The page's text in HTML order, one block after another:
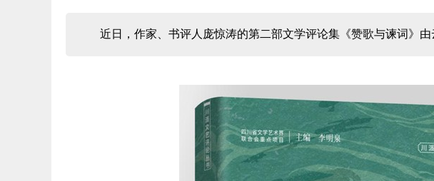
近日，作家、书评人庞惊涛的第二部文学评论集《赞歌与谏词》由